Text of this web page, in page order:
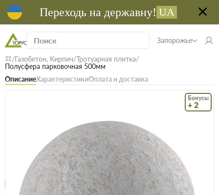
Переходь на державну! UA
Запорожье
Газобетон, Кирпич Тротуарная плитка
Полусфера парковочная 500мм
ОписаниеХарактеристикиОплата и доставка
Бонусы
+ 2
Код: 21764
Полусфера парковочная 500мм
Безкоштовна доставка! Від 15000 грн єВідновлення Доставка НП